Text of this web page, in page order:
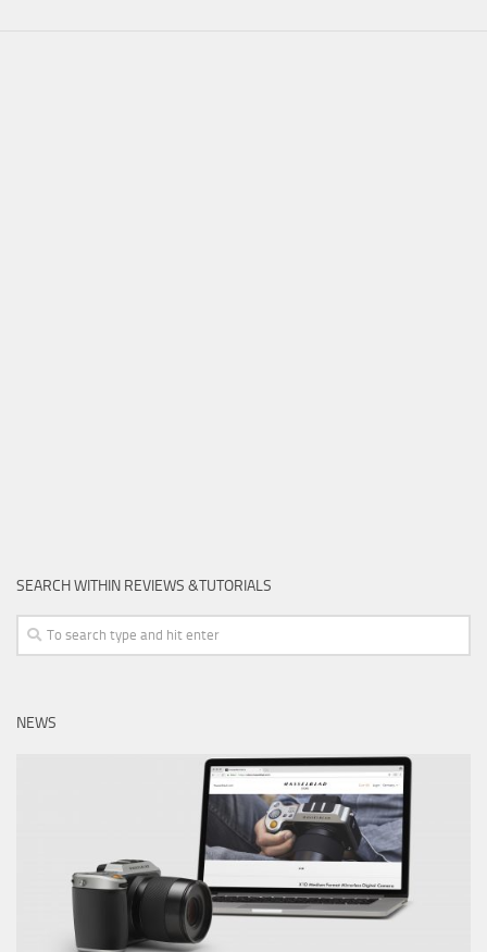
SEARCH WITHIN REVIEWS &TUTORIALS
NEWS